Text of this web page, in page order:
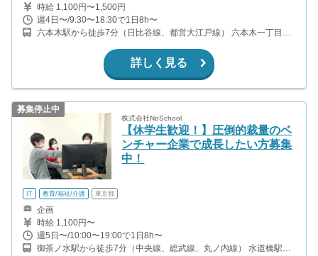
時給 1,100円〜1,500円
週4日〜/9:30〜18:30で1日8h〜
六本木駅から徒歩7分（日比谷線、都営大江戸線） 六本木一丁目駅
詳しく見る
募集停止中
株式会社NoSchool
【休学生歓迎！】圧倒的裁量のベ
ンチャー企業で成長したい方募集
中！
IT 教育/福祉/介護 東京都
企画
時給 1,100円〜
週5日〜/10:00〜19:00で1日8h〜
御茶ノ水駅から徒歩7分（中央線、総武線、丸ノ内線） 水道橋駅か